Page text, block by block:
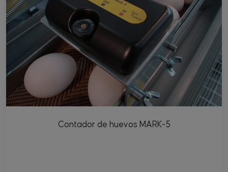
Contador de huevos MARK-5